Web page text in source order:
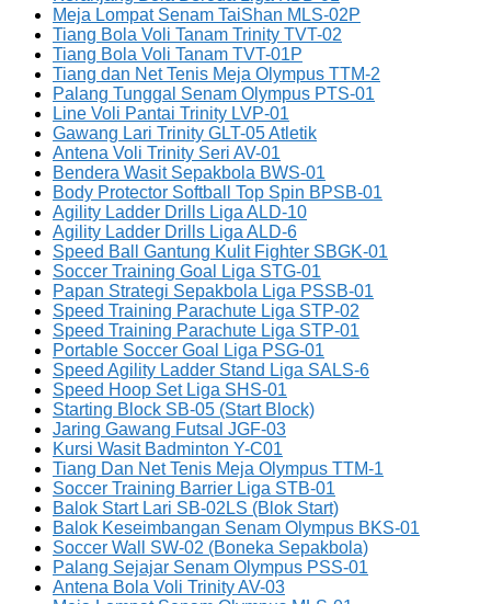
Meja Lompat Senam TaiShan MLS-02P
Tiang Bola Voli Tanam Trinity TVT-02
Tiang Bola Voli Tanam TVT-01P
Tiang dan Net Tenis Meja Olympus TTM-2
Palang Tunggal Senam Olympus PTS-01
Line Voli Pantai Trinity LVP-01
Gawang Lari Trinity GLT-05 Atletik
Antena Voli Trinity Seri AV-01
Bendera Wasit Sepakbola BWS-01
Body Protector Softball Top Spin BPSB-01
Agility Ladder Drills Liga ALD-10
Agility Ladder Drills Liga ALD-6
Speed Ball Gantung Kulit Fighter SBGK-01
Soccer Training Goal Liga STG-01
Papan Strategi Sepakbola Liga PSSB-01
Speed Training Parachute Liga STP-02
Speed Training Parachute Liga STP-01
Portable Soccer Goal Liga PSG-01
Speed Agility Ladder Stand Liga SALS-6
Speed Hoop Set Liga SHS-01
Starting Block SB-05 (Start Block)
Jaring Gawang Futsal JGF-03
Kursi Wasit Badminton Y-C01
Tiang Dan Net Tenis Meja Olympus TTM-1
Soccer Training Barrier Liga STB-01
Balok Start Lari SB-02LS (Blok Start)
Balok Keseimbangan Senam Olympus BKS-01
Soccer Wall SW-02 (Boneka Sepakbola)
Palang Sejajar Senam Olympus PSS-01
Antena Bola Voli Trinity AV-03